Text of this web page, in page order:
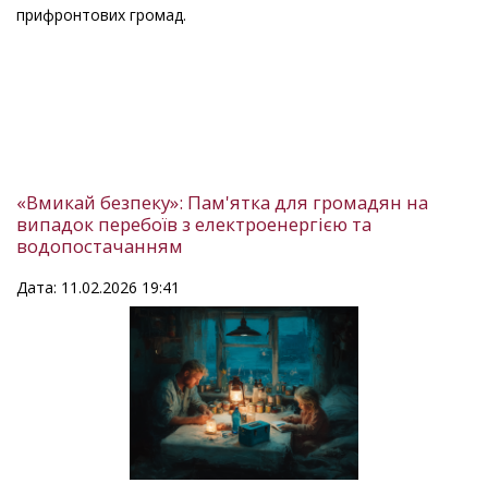
прифронтових громад.
«Вмикай безпеку»: Пам'ятка для громадян на
випадок перебоїв з електроенергією та
водопостачанням
Дата: 11.02.2026 19:41